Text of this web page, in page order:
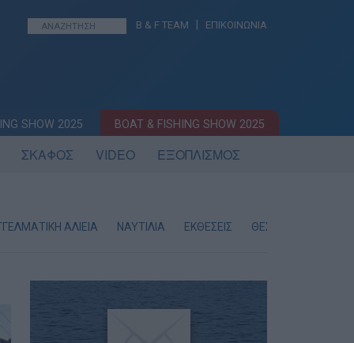
B & F TEAM ΕΠΙΚΟΙΝΩΝΙΑ
SHOW 2025 BOAT & FISHING SHOW 2025
ΣΚΑΦΟΣ VIDEO ΕΞΟΠΛΙΣΜΟΣ
ΑΛΙΕΙΑ ΝΑΥΤΙΛΙΑ ΕΚΘΕΣΕΙΣ ΘΕΣΕΙΣ ΕΡΓΑΣΙΑΣ